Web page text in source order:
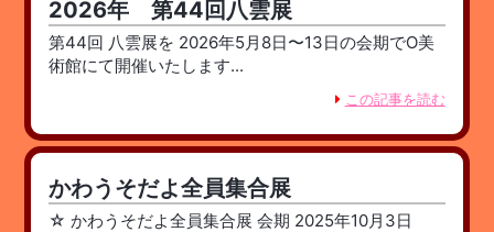
2026年 第44回八雲展
第44回 八雲展を 2026年5月8日〜13日の会期でO美
術館にて開催いたします...
この記事を読む
かわうそだよ全員集合展
☆ かわうそだよ全員集合展 会期 2025年10月3日